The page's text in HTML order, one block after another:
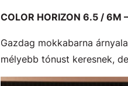
COLOR HORIZON 6.5 / 6M –
Gazdag mokkabarna
mélyebb tónust keresnek,